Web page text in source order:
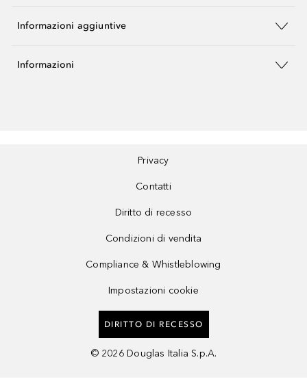
Informazioni aggiuntive
Informazioni
Privacy
Contatti
Diritto di recesso
Condizioni di vendita
Compliance & Whistleblowing
Impostazioni cookie
DIRITTO DI RECESSO
© 2026 Douglas Italia S.p.A.